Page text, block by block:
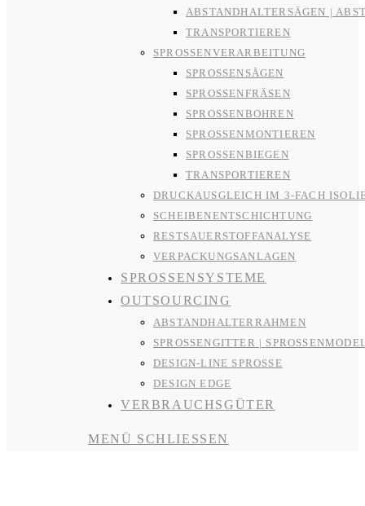
ABSTANDHALTERSÄGEN |
TRANSPORTIEREN
SPROSSENVERARBEITUNG
SPROSSENSÄGEN
SPROSSENFRÄSEN
SPROSSENBOHREN
SPROSSENMONTIEREN
SPROSSENBIEGEN
TRANSPORTIEREN
DRUCKAUSGLEICH IM 3-FACH
SCHEIBENENTSCHICHTUNG
RESTSAUERSTOFFANALYSE
VERPACKUNGSANLAGEN
SPROSSENSYSTEME
OUTSOURCING
ABSTANDHALTERRAHMEN
SPROSSENGITTER |
DESIGN-LINE SPROSSE
DESIGN EDGE
VERBRAUCHSGÜTER
MENÜ SCHLIESSEN